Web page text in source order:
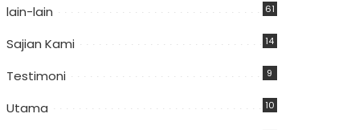
lain-lain 61
Sajian Kami 14
Testimoni 9
Utama 10